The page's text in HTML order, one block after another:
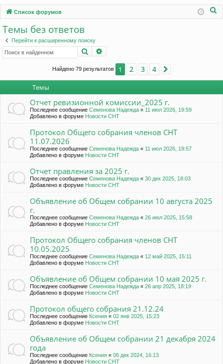
ы
лк
и
ру
м
д
ис
тр
Список форумов
Темы без ответов
Перейти к расширенному поиску
Поиск
Найдено 79 результатов 1 2 3 4
Темы
Отчет ревизионной комиссии_2025 г.
Последнее сообщение Семенова Надежда « 11 июл 2026, 19:59
Добавлено в форуме Новости СНТ
Протокол Общего собрания членов СНТ
11.07.2026
Последнее сообщение Семенова Надежда « 11 июл 2026, 19:57
Добавлено в форуме Новости СНТ
Отчет правления за 2025 г.
Последнее сообщение Семенова Надежда « 30 дек 2025, 18:03
Добавлено в форуме Новости СНТ
Объявление об Общем собрании 10 августа 2025
г.
Последнее сообщение Семенова Надежда « 26 июл 2025, 15:58
Добавлено в форуме Новости СНТ
Протокол Общего собрания членов СНТ
10.05.2025
Последнее сообщение Семенова Надежда « 12 май 2025, 15:11
Добавлено в форуме Новости СНТ
Объявление об Общем собрании 10 мая 2025 г.
Последнее сообщение Семенова Надежда « 26 апр 2025, 18:19
Добавлено в форуме Новости СНТ
Протокол общего собрания 21.12.24
Последнее сообщение Ксения « 02 янв 2025, 15:23
Добавлено в форуме Новости СНТ
Объявление об Общем собрании 21 декабря 2024
года
Последнее сообщение Ксения « 06 дек 2024, 16:13
Добавлено в форуме Новости СНТ